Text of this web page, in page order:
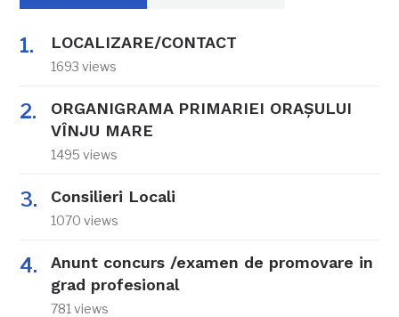
LOCALIZARE/CONTACT
1693 views
ORGANIGRAMA PRIMARIEI ORAŞULUI
VÎNJU MARE
1495 views
Consilieri Locali
1070 views
Anunt concurs /examen de promovare in
grad profesional
781 views